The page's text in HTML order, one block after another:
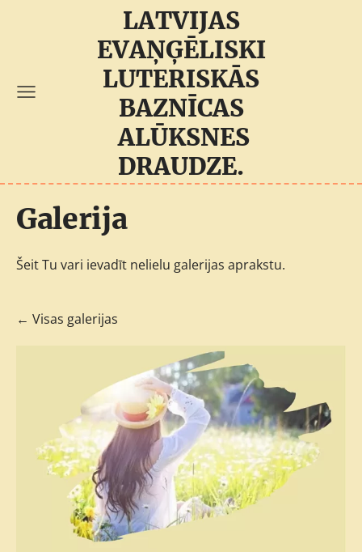
LATVIJAS
EVAŅĢĒLISKI
LUTERISKĀS
BAZNĪCAS
ALŪKSNES
DRAUDZE.
Galerija
Šeit Tu vari ievadīt nelielu galerijas aprakstu.
Visas galerijas